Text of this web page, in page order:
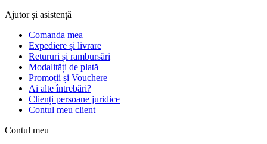
Ajutor și asistență
Comanda mea
Expediere și livrare
Retururi și rambursări
Modalități de plată
Promoții și Vouchere
Ai alte întrebări?
Clienți persoane juridice
Contul meu client
Contul meu